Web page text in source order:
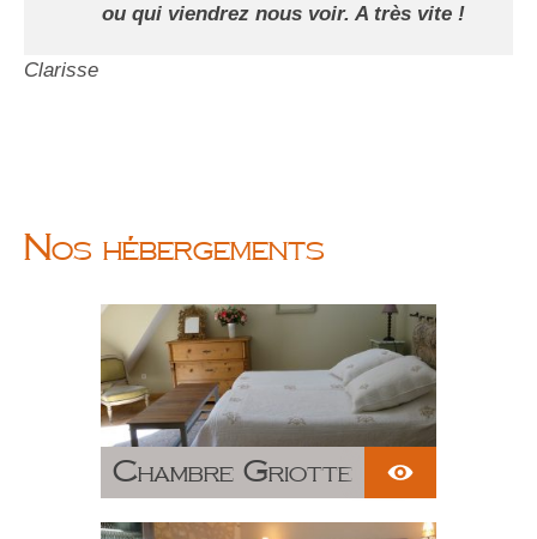
ou qui viendrez nous voir. A très vite !
Clarisse
Nos hébergements
Chambre Griotte